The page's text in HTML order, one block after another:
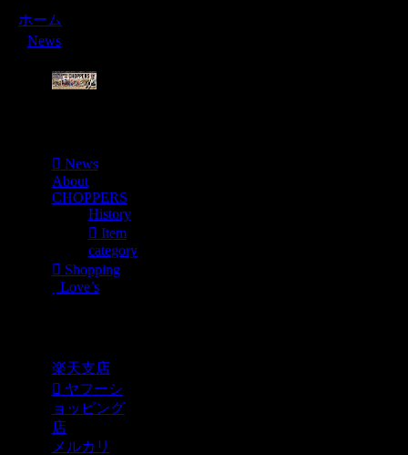
ホーム
News
News
About
CHOPPERS
History
Item
category
Shopping
Love’s
楽天支店
ヤフーシ
ョッピング
店
メルカリ